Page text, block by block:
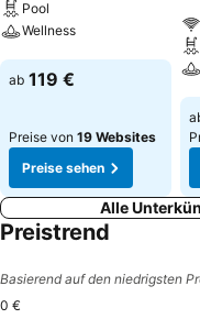
Pool
Wellness
Preise sehen
ab 119 €
Preise von 19 Websites
Preise sehen
Alle
Preistrend
Basierend auf den niedrigsten
0 €